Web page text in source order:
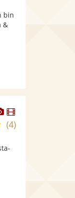
Fotos
bereit.
bin
&
Dieser
Künstler
stellt
bereit.
Dieser
Künstler
5,0
5
(4)